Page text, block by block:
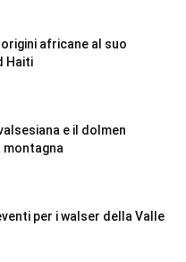
origini africane al suo
Haiti
e il dolmen
montagna
per i walser della Valle